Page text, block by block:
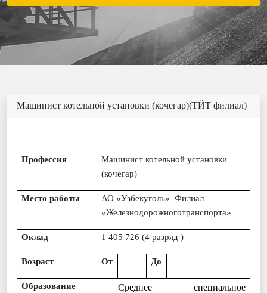
Машинист котельной установки (кочегар)(ТЙТ филиал)
Профессия
Машинист котельной установки
(кочегар)
Место работы
АО «Узбекуголь» Филиал
«Железнодорожноготранспорта»
Оклад 1 405 726 (4 разряд )
Возраст От До
Образование
Среднее специальное